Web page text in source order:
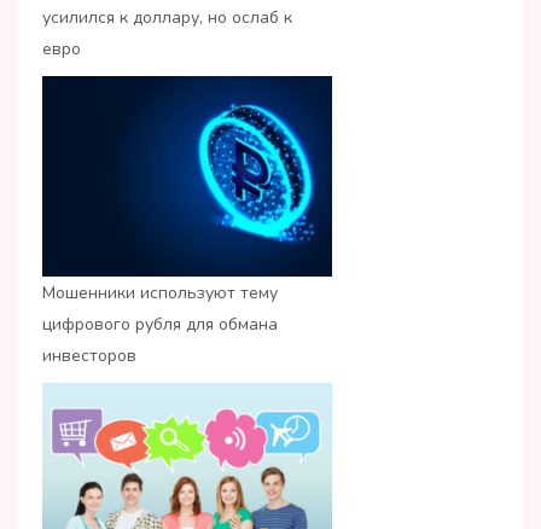
усилился к доллару, но ослаб к
евро
Мошенники используют тему
цифрового рубля для обмана
инвесторов